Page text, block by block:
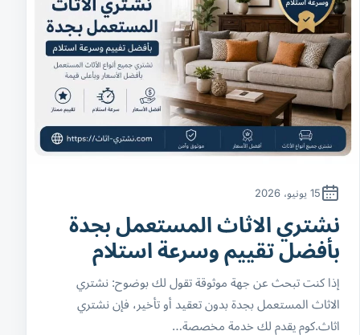
15 يونيو، 2026
نشتري الاثاث المستعمل بجدة
بأفضل تقييم وسرعة استلام
إذا كنت تبحث عن جهة موثوقة تقول لك بوضوح: نشتري
الاثاث المستعمل بجدة بدون تعقيد أو تأخير، فإن نشتري
اثاث.كوم يقدم لك خدمة مخصصة…